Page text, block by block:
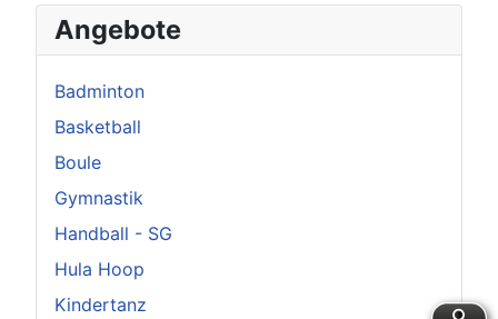
Angebote
Badminton
Basketball
Boule
Gymnastik
Handball - SG
Hula Hoop
Kindertanz